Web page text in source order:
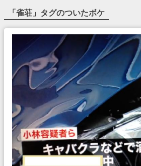
「雀荘 」タグのついたボケ